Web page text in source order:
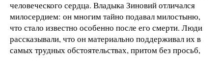
человеческого сердца. Владыка Зиновий отличался
милосердием: он многим тайно подавал милостыню,
что стало известно особенно после его смерти. Люди
рассказывали, что он материально поддерживал их в
самых трудных обстоятельствах, притом без просьб,